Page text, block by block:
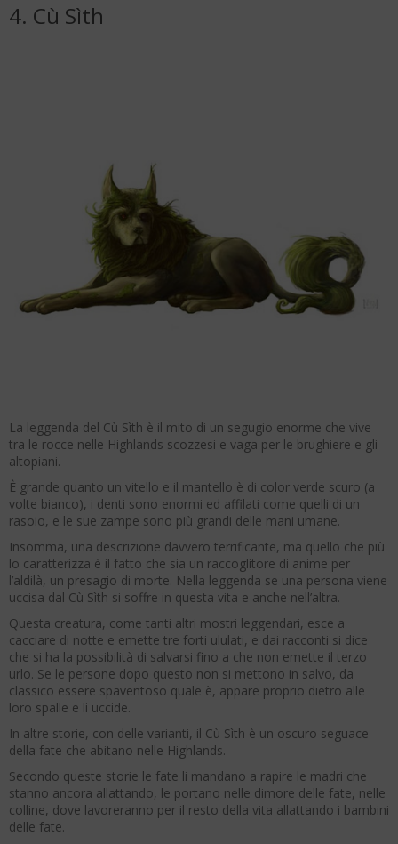
4. Cù Sìth
La leggenda del Cù Sìth è il mito di un segugio enorme che vive
tra le rocce nelle Highlands scozzesi e vaga per le brughiere e gli
altopiani.
È grande quanto un vitello e il mantello è di color verde scuro (a
volte bianco), i denti sono enormi ed affilati come quelli di un
rasoio, e le sue zampe sono più grandi delle mani umane.
Insomma, una descrizione davvero terrificante, ma quello che più
lo caratterizza è il fatto che sia un raccoglitore di anime per
l’aldilà, un presagio di morte. Nella leggenda se una persona viene
uccisa dal Cù Sìth si soffre in questa vita e anche nell’altra.
Questa creatura, come tanti altri mostri leggendari, esce a
cacciare di notte e emette tre forti ululati, e dai racconti si dice
che si ha la possibilità di salvarsi fino a che non emette il terzo
urlo. Se le persone dopo questo non si mettono in salvo, da
classico essere spaventoso quale è, appare proprio dietro alle
loro spalle e li uccide.
In altre storie, con delle varianti, il Cù Sìth è un oscuro seguace
della fate che abitano nelle Highlands.
Secondo queste storie le fate li mandano a rapire le madri che
stanno ancora allattando, le portano nelle dimore delle fate, nelle
colline, dove lavoreranno per il resto della vita allattando i bambini
delle fate.